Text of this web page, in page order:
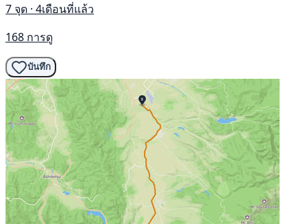
7 จุด · 4เดือนที่แล้ว
168 การดู
บันทึก